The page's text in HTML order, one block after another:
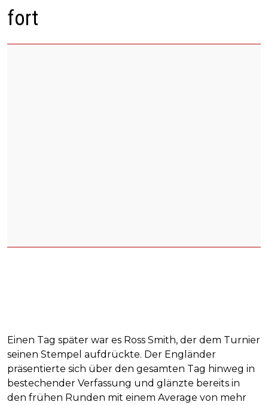
fort
Einen Tag später war es Ross Smith, der dem Turnier
seinen Stempel aufdrückte. Der Engländer
präsentierte sich über den gesamten Tag hinweg in
bestechender Verfassung und glänzte bereits in
den frühen Runden mit einem Average von mehr